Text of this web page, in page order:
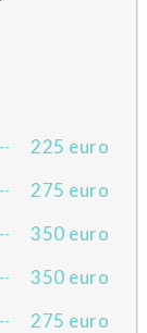
225 euro
275 euro
350 euro
350 euro
275 euro